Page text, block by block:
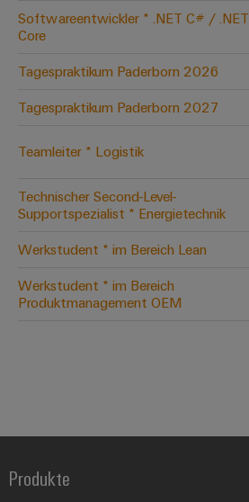
Softwareentwickler * .NET C# / .NET
Core
Tagespraktikum Paderborn 2026
Tagespraktikum Paderborn 2027
Teamleiter * Logistik
Technischer Second-Level-
Supportspezialist * Energietechnik
Werkstudent * im Bereich Lean
Werkstudent * im Bereich
Produktmanagement OEM
Produkte